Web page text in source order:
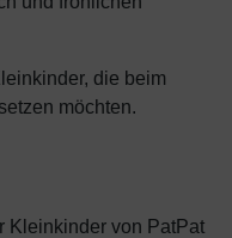
die beim
möchten.
Kleinkinder von PatPat